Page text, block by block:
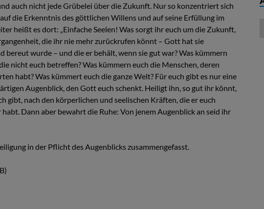
auch nicht jede Grübelei über die Zukunft. Nur so konzentriert sich
die Erkenntnis des göttlichen Willens und auf seine Erfüllung im
heißt es dort: „Einfache Seelen! Was sorgt ihr euch um die Zukunft,
die ihr nie mehr zurückrufen könnt – Gott hat sie
bereut wurde – und die er behält, wenn sie gut war? Was kümmern
nicht euch betreffen? Was kümmern euch die Menschen, deren
habt? Was kümmert euch die ganze Welt? Für euch gibt es nur eine
Augenblick, den Gott euch schenkt. Heiligt ihn, so gut ihr könnt,
gibt, nach den körperlichen und seelischen Kräften, die er euch
Dann aber bewahrt die Ruhe: Von jenem Augenblick an seid ihr
in der Pflicht des Augenblicks zusammengefasst.